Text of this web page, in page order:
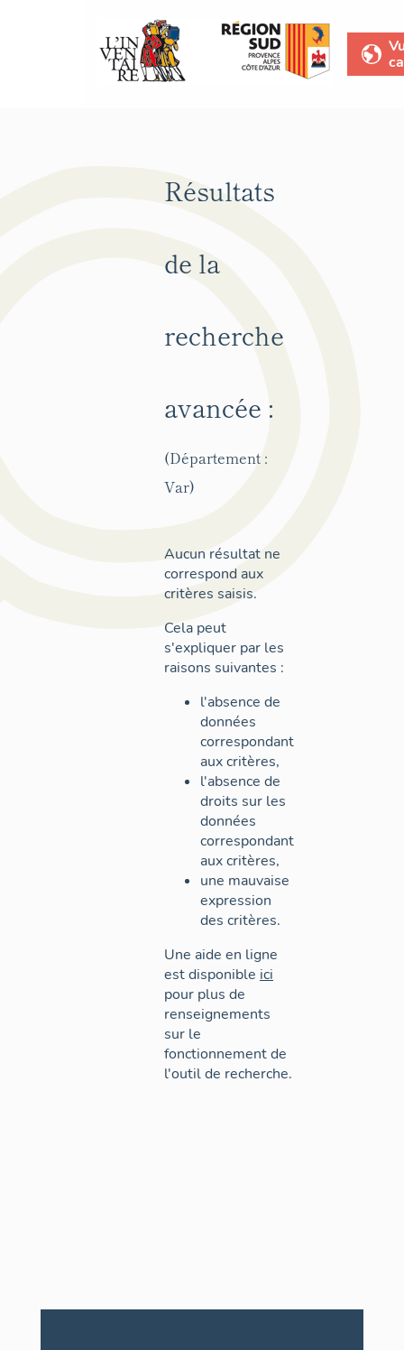
Résultats
de la
recherche
avancée :
(Département :
Var)
Aucun résultat ne
correspond aux
critères saisis.
Cela peut
s'expliquer par les
raisons suivantes :
l'absence de
données
correspondant
aux critères,
l'absence de
droits sur les
données
correspondant
aux critères,
une mauvaise
expression
des critères.
Une aide en ligne
est disponible ici
pour plus de
renseignements
sur le
fonctionnement de
l'outil de recherche.